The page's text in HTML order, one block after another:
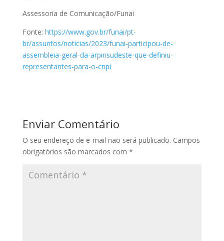
Assessoria de Comunicação/Funai
Fonte: https://www.gov.br/funai/pt-
br/assuntos/noticias/2023/funai-participou-de-
assembleia-geral-da-arpinsudeste-que-definiu-
representantes-para-o-cnpi
Enviar Comentário
O seu endereço de e-mail não será publicado. Campos
obrigatórios são marcados com *